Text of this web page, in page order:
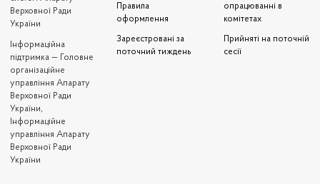
Верховної Ради
України
Iнформаційна
підтримка — Головне
організаційне
управління Апарату
Верховної Ради
України,
Інформаційне
управління Апарату
Верховної Ради
України
Правила
оформлення
Зареєстровані за
поточний тиждень
опрацюванні в
комітетах
Прийняті на поточній
сесії